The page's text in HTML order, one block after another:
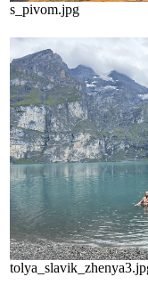
s_pivom.jpg